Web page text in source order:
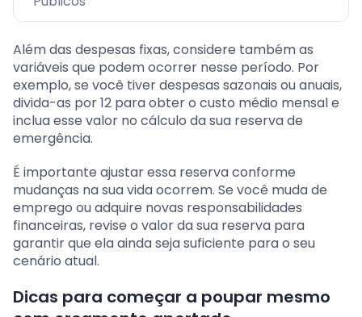
Além das despesas fixas, considere também as
variáveis que podem ocorrer nesse período. Por
exemplo, se você tiver despesas sazonais ou anuais,
divida-as por 12 para obter o custo médio mensal e
inclua esse valor no cálculo da sua reserva de
emergência.
É importante ajustar essa reserva conforme
mudanças na sua vida ocorrem. Se você muda de
emprego ou adquire novas responsabilidades
financeiras, revise o valor da sua reserva para
garantir que ela ainda seja suficiente para o seu
cenário atual.
Dicas para começar a poupar mesmo